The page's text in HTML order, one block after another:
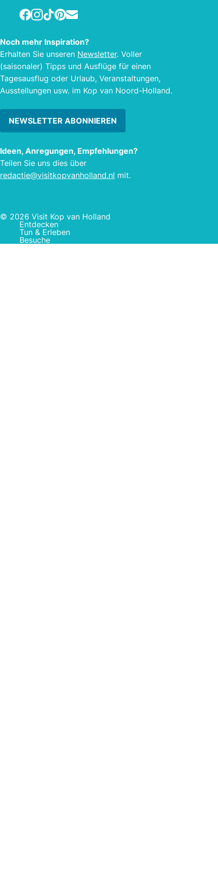
der holländischen Küste sein.
Feuerschiff Texel ist öffentlich
finden Sie auf der Website.
Facebook
Instagram
TikTokPinterest
E-mail
Noch mehr Inspiration?
Erhalten Sie unseren Newsletter. Voller
(saisonaler) Tipps und Ausflüge für einen
Tagesausflug oder Urlaub, Veranstaltungen,
Ausstellungen usw. im Kop van Noord-Holland.
NEWSLETTER ABONNIEREN
Ideen, Anregungen, Empfehlungen?
Teilen Sie uns dies über
redactie@visitkopvanholland.nl mit.
© 2026 Visit Kop van Holland
Entdecken
Tun & Erleben
Besuche